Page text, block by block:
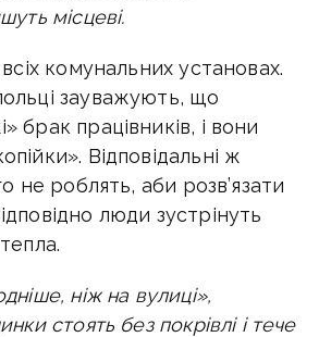
місцеві.
комунальних установах.
зауважують, що
брак працівників, і вони
Відповідальні ж
не роблять, аби розв’язати
люди зустрінуть
ніж на вулиці»,
стоять без покрівлі і тече